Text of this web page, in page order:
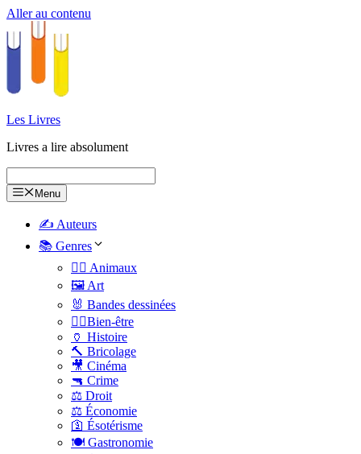
Aller au contenu
Les Livres
Livres a lire absolument
Menu
✍️ Auteurs
📚 Genres
🐕‍🦺 Animaux
🖼️ Art
🐰 Bandes dessinées
🧑‍⚕️Bien-être
🏺 Histoire
🔨 Bricolage
🎥 Cinéma
🔫 Crime
⚖️ Droit
⚖️ Économie
🛐 Ésotérisme
🍽️ Gastronomie